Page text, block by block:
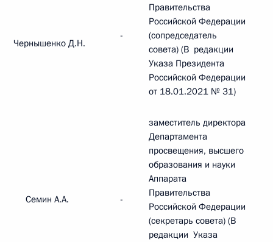
Чернышенко Д.Н.
-
Правительства
Российской Федерации
(сопредседатель
совета) (В редакции
Указа Президента
Российской Федерации
от 18.01.2021 № 31)
Семин А.А. -
заместитель директора
Департамента
просвещения, высшего
образования и науки
Аппарата
Правительства
Российской Федерации
(секретарь совета) (В
редакции Указа